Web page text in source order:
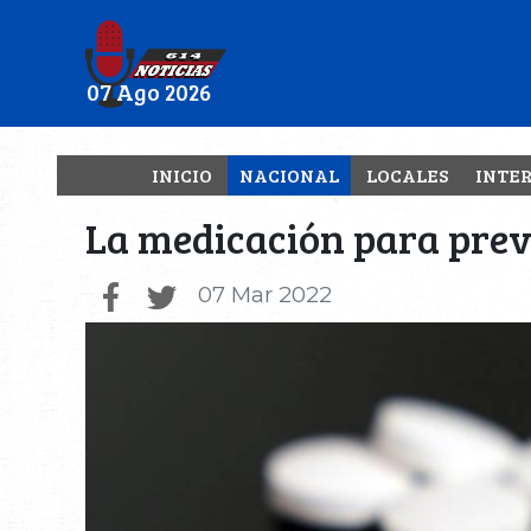
07 Ago 2026
INICIO NACIONAL LOCALES
La medicación para
07 Mar 2022